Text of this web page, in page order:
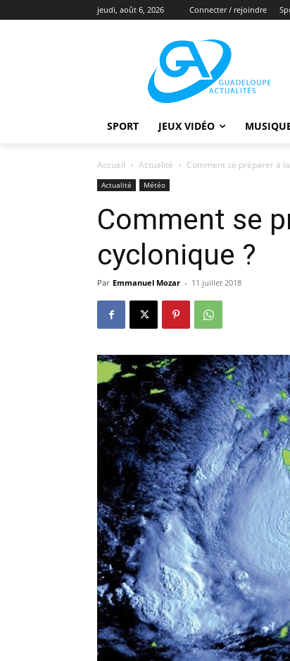
jeudi, août 6, 2026 Connecter / rejoindre
SPORT JEUX VIDÉO
Accueil Actualité Comment se préparer à
Actualité Météo
Comment se
cyclonique ?
Par Emmanuel Mozar - 11 juillet 2018